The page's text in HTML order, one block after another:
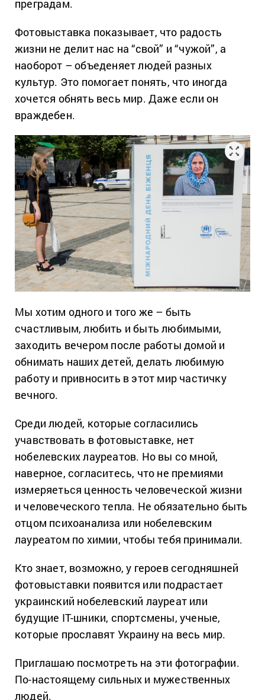
преградам.
Фотовыставка показывает, что радость
жизни не делит нас на “свой” и “чужой”, а
наоборот – объеденяет людей разных
культур. Это помогает понять, что иногда
хочется обнять весь мир. Даже если он
враждебен.
Мы хотим одного и того же – быть
счастливым, любить и быть любимыми,
заходить вечером после работы домой и
обнимать наших детей, делать любимую
работу и привносить в этот мир частичку
вечного.
Среди людей, которые согласились
учавствовать в фотовыставке, нет
нобелевских лауреатов. Но вы со мной,
наверное, согласитесь, что не премиями
измеряеться ценность человеческой жизни
и человеческого тепла. Не обязательно быть
отцом психоанализа или нобелевским
лауреатом по химии, чтобы тебя принимали.
Кто знает, возможно, у героев сегодняшней
фотовыставки появится или подрастает
украинский нобелевский лауреат или
будущие IT-шники, спортсмены, ученые,
которые прославят Украину на весь мир.
Приглашаю посмотреть на эти фотографии.
По-настоящему сильных и мужественных
людей.